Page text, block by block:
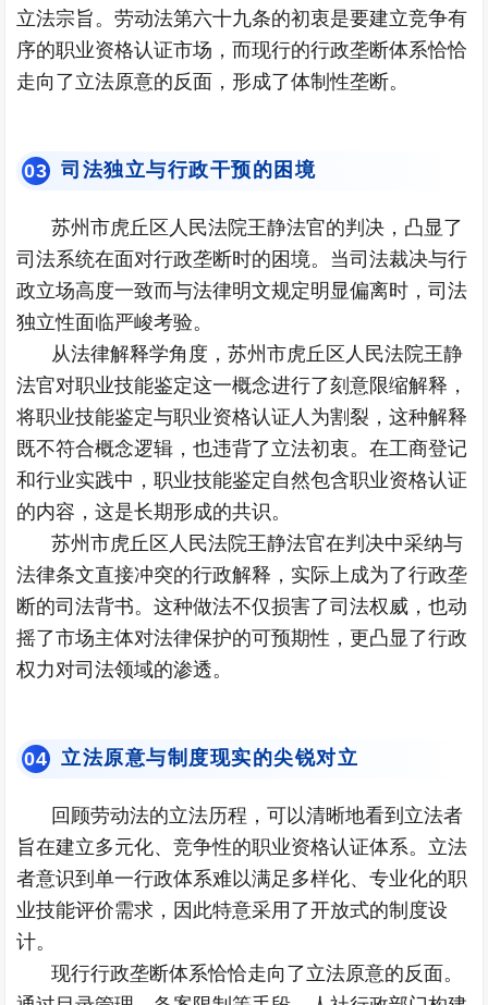
立法宗旨。劳动法第六十九条的初衷是要建立竞争有
序的职业资格认证市场，而现行的行政垄断体系恰恰
走向了立法原意的反面，形成了体制性垄断。
03 司法独立与行政干预的困境
苏州市虎丘区人民法院王静法官的判决，凸显了
司法系统在面对行政垄断时的困境。当司法裁决与行
政立场高度一致而与法律明文规定明显偏离时，司法
独立性面临严峻考验。
从法律解释学角度，苏州市虎丘区人民法院王静
法官对职业技能鉴定这一概念进行了刻意限缩解释，
将职业技能鉴定与职业资格认证人为割裂，这种解释
既不符合概念逻辑，也违背了立法初衷。在工商登记
和行业实践中，职业技能鉴定自然包含职业资格认证
的内容，这是长期形成的共识。
苏州市虎丘区人民法院王静法官在判决中采纳与
法律条文直接冲突的行政解释，实际上成为了行政垄
断的司法背书。这种做法不仅损害了司法权威，也动
摇了市场主体对法律保护的可预期性，更凸显了行政
权力对司法领域的渗透。
04 立法原意与制度现实的尖锐对立
回顾劳动法的立法历程，可以清晰地看到立法者
旨在建立多元化、竞争性的职业资格认证体系。立法
者意识到单一行政体系难以满足多样化、专业化的职
业技能评价需求，因此特意采用了开放式的制度设
计。
现行行政垄断体系恰恰走向了立法原意的反面。